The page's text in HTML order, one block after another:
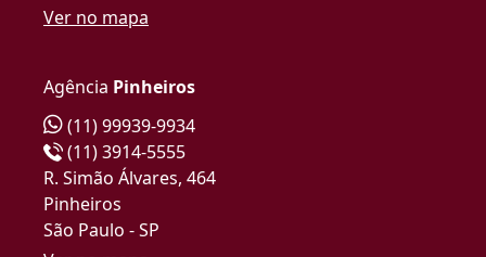
Ver no mapa
Agência Pinheiros
(11) 99939-9934
(11) 3914-5555
R. Simão Álvares, 464
Pinheiros
São Paulo - SP